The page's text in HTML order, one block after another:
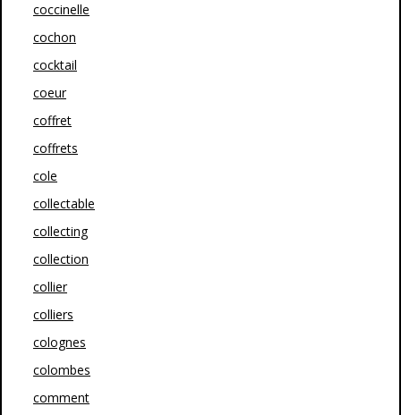
coccinelle
cochon
cocktail
coeur
coffret
coffrets
cole
collectable
collecting
collection
collier
colliers
colognes
colombes
comment